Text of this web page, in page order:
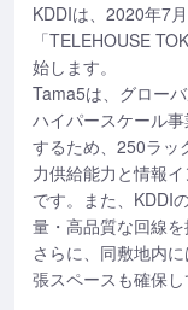
KDDIは、2020年7
「TELEHOUSE
始します。
Tama5は、グロー
ハイパースケール
するため、250ラッ
力供給能力と情報
です。また、KDDI
量・高品質な回線を
さらに、同敷地内
張スペースも確保し